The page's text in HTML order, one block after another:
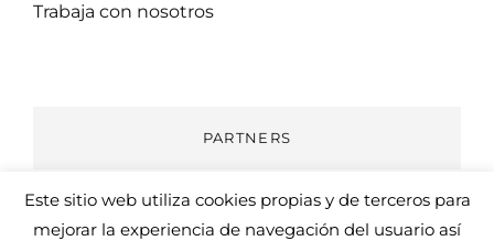
Trabaja con nosotros
PARTNERS
Este sitio web utiliza cookies propias y de terceros para
mejorar la experiencia de navegación del usuario así